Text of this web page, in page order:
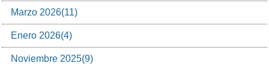
Marzo 2026(11)
Enero 2026(4)
Noviembre 2025(9)